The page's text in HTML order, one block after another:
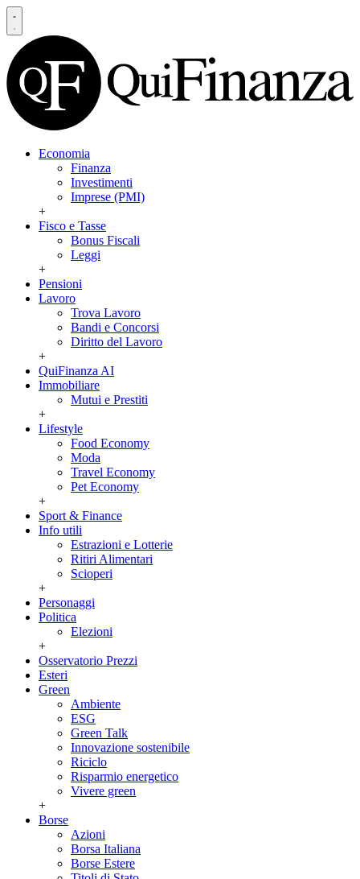
Economia
Finanza
Investimenti
Imprese (PMI)
+
Fisco e Tasse
Bonus Fiscali
Leggi
+
Pensioni
Lavoro
Trova Lavoro
Bandi e Concorsi
Diritto del Lavoro
+
QuiFinanza AI
Immobiliare
Mutui e Prestiti
+
Lifestyle
Food Economy
Moda
Travel Economy
Pet Economy
+
Sport & Finance
Info utili
Estrazioni e Lotterie
Ritiri Alimentari
Scioperi
+
Personaggi
Politica
Elezioni
+
Osservatorio Prezzi
Esteri
Green
Ambiente
ESG
Green Talk
Innovazione sostenibile
Riciclo
Risparmio energetico
Vivere green
+
Borse
Azioni
Borsa Italiana
Borse Estere